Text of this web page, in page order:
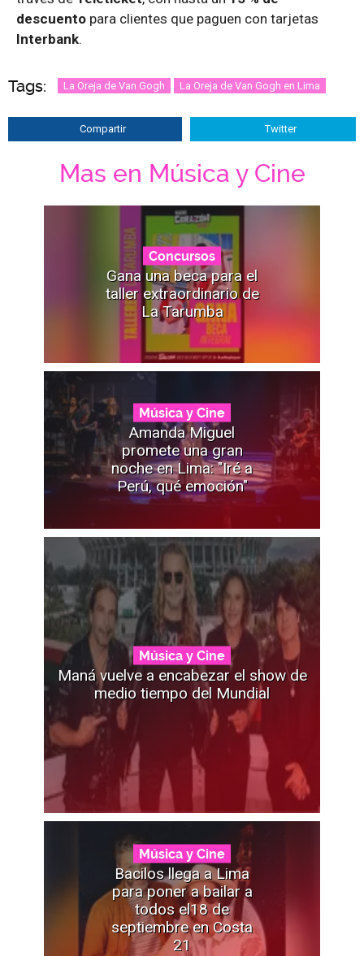
descuento para clientes que paguen con tarjetas
Interbank.
Tags: La Oreja de Van Gogh La Oreja de Van Gogh en Lima
Compartir Twitter
Mas en Música y Cine
Concursos
Gana una beca para el
taller extraordinario de
La Tarumba
Música y Cine
Amanda Miguel
promete una gran
noche en Lima: "Iré a
Perú, qué emoción"
Música y Cine
Maná vuelve a encabezar el show de
medio tiempo del Mundial
Música y Cine
Bacilos llega a Lima
para poner a bailar a
todos el18 de
septiembre en Costa
21